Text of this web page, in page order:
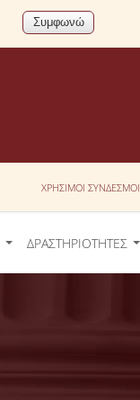
ΧΡΗΣΙΜΟΙ ΣΥΝΔΕΣΜΟΙ
ΔΡΑΣΤΗΡΙΟΤΗΤΕΣ